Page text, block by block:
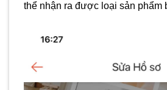
thể nhận ra được loại sản phẩm